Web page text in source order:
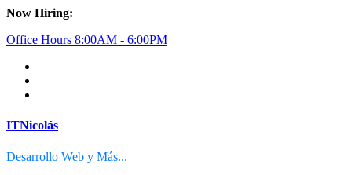
Saltar
contenido
Now Hiring:
Office Hours 8:00AM - 6:00PM
ITNicolás
Desarrollo Web y Más...